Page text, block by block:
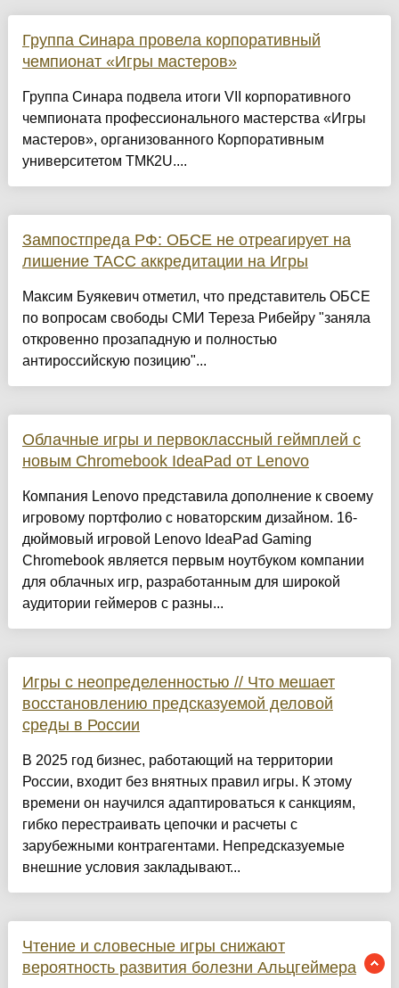
Группа Синара провела корпоративный
чемпионат «Игры мастеров»
Группа Синара подвела итоги VII корпоративного
чемпионата профессионального мастерства «Игры
мастеров», организованного Корпоративным
университетом ТМК2U....
Зампостпреда РФ: ОБСЕ не отреагирует на
лишение ТАСС аккредитации на Игры
Максим Буякевич отметил, что представитель ОБСЕ
по вопросам свободы СМИ Тереза Рибейру "заняла
откровенно прозападную и полностью
антироссийскую позицию"...
Облачные игры и первоклассный геймплей с
новым Chromebook IdeaPad от Lenovo
Компания Lenovo представила дополнение к своему
игровому портфолио с новаторским дизайном. 16-
дюймовый игровой Lenovo IdeaPad Gaming
Chromebook является первым ноутбуком компании
для облачных игр, разработанным для широкой
аудитории геймеров с разны...
Игры с неопределенностью // Что мешает
восстановлению предсказуемой деловой
среды в России
В 2025 год бизнес, работающий на территории
России, входит без внятных правил игры. К этому
времени он научился адаптироваться к санкциям,
гибко перестраивать цепочки и расчеты с
зарубежными контрагентами. Непредсказуемые
внешние условия закладывают...
Чтение и словесные игры снижают
вероятность развития болезни Альцгеймера